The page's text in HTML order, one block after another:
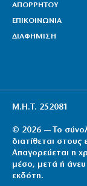
ΑΠΟΡΡΗΤΟΥ
ΕΠΙΚΟΙΝΩΝΙΑ
ΔΙΑΦΗΜΙΣΗ
Μ.Η.Τ. 252081
© 2026 — Το
διατίθεται
Απαγορεύεται η
μέσο, μετά ή άνευ
εκδότη.